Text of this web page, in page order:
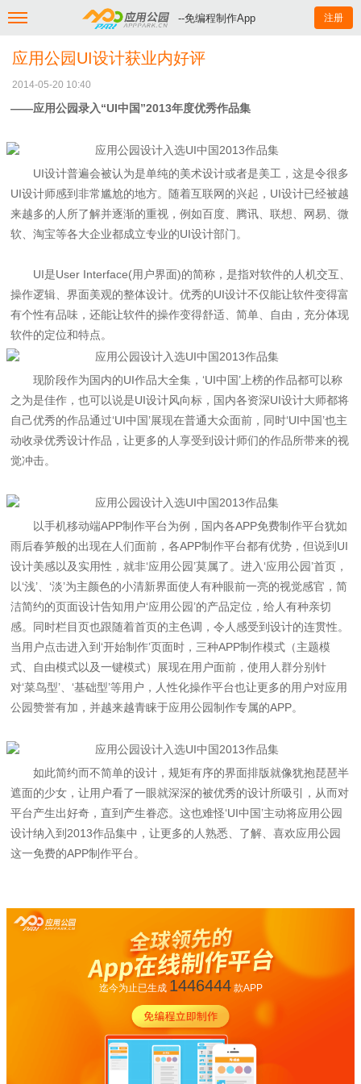
--免编程制作App 注册
应用公园UI设计获业内好评
2014-05-20 10:40
——应用公园录入“UI中国”2013年度优秀作品集
UI设计普遍会被认为是单纯的美术设计或者是美工，这是令很多
UI设计师感到非常尴尬的地方。随着互联网的兴起，UI设计已经被越
来越多的人所了解并逐渐的重视，例如百度、腾讯、联想、网易、微
软、淘宝等各大企业都成立专业的UI设计部门。
UI是User Interface(用户界面)的简称，是指对软件的人机交互、
操作逻辑、界面美观的整体设计。优秀的UI设计不仅能让软件变得富
有个性有品味，还能让软件的操作变得舒适、简单、自由，充分体现
软件的定位和特点。
现阶段作为国内的UI作品大全集，‘UI中国’上榜的作品都可以称
之为是佳作，也可以说是UI设计风向标，国内各资深UI设计大师都将
自己优秀的作品通过‘UI中国’展现在普通大众面前，同时‘UI中国’也主
动收录优秀设计作品，让更多的人享受到设计师们的作品所带来的视
觉冲击。
以手机移动端APP制作平台为例，国内各APP免费制作平台犹如
雨后春笋般的出现在人们面前，各APP制作平台都有优势，但说到UI
设计美感以及实用性，就非‘应用公园’莫属了。进入‘应用公园’首页，
以‘浅’、‘淡’为主颜色的小清新界面使人有种眼前一亮的视觉感官，简
洁简约的页面设计告知用户‘应用公园’的产品定位，给人有种亲切
感。同时栏目页也跟随着首页的主色调，令人感受到设计的连贯性。
当用户点击进入到‘开始制作’页面时，三种APP制作模式（主题模
式、自由模式以及一键模式）展现在用户面前，使用人群分别针
对‘菜鸟型’、‘基础型’等用户，人性化操作平台也让更多的用户对应用
公园赞誉有加，并越来越青睐于应用公园制作专属的APP。
如此简约而不简单的设计，规矩有序的界面排版就像犹抱琵琶半
遮面的少女，让用户看了一眼就深深的被优秀的设计所吸引，从而对
平台产生出好奇，直到产生眷恋。这也难怪‘UI中国’主动将应用公园
设计纳入到2013作品集中，让更多的人熟悉、了解、喜欢应用公园
这一免费的APP制作平台。
迄今为止已生成 1446444款APP